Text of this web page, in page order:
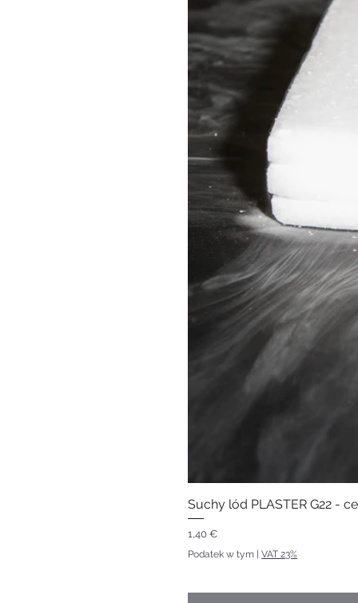
Suchy lód PLASTER G22 -
Cena
1,40 €
Podatek w tym |VAT 23%